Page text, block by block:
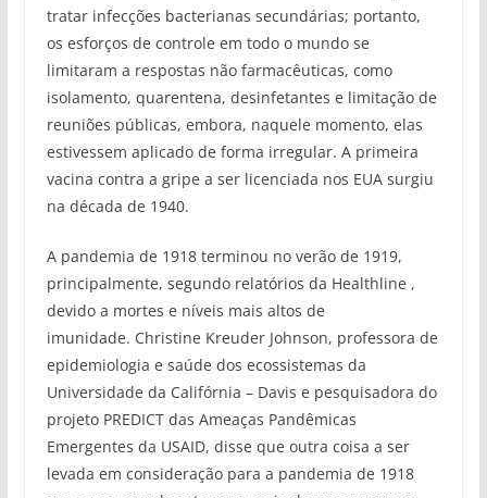
tratar infecções bacterianas secundárias; portanto,
os esforços de controle em todo o mundo se
limitaram a respostas não farmacêuticas, como
isolamento, quarentena, desinfetantes e limitação de
reuniões públicas, embora, naquele momento, elas
estivessem aplicado de forma irregular. A primeira
vacina contra a gripe a ser licenciada nos EUA surgiu
na década de 1940.
A pandemia de 1918 terminou no verão de 1919,
principalmente, segundo relatórios da Healthline ,
devido a mortes e níveis mais altos de
imunidade. Christine Kreuder Johnson, professora de
epidemiologia e saúde dos ecossistemas da
Universidade da Califórnia – Davis e pesquisadora do
projeto PREDICT das Ameaças Pandêmicas
Emergentes da USAID, disse que outra coisa a ser
levada em consideração para a pandemia de 1918